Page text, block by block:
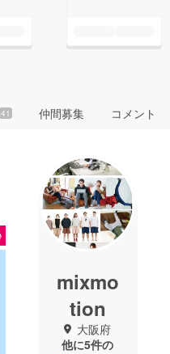
41 仲間募集 コメント
mixmo
tion
大阪府
他に5件の